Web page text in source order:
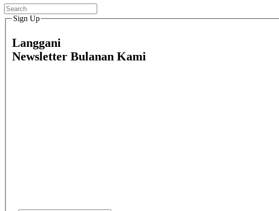
Sign Up
Langgani
Newsletter Bulanan Kami